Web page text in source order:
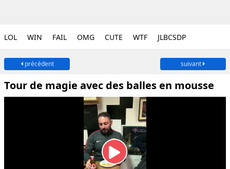
LOL WIN FAIL OMG CUTE WTF JLBCSDP
précédent suivant
Tour de magie avec des balles en mousse